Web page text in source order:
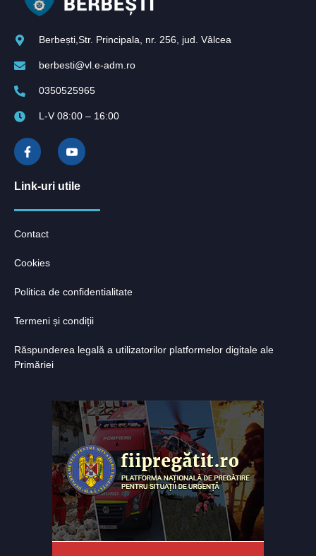
Berbești,Str. Principala, nr. 256, jud. Vâlcea
berbesti@vl.e-adm.ro
0350525965
L-V 08:00 – 16:00
Link-uri utile
Contact
Cookies
Politica de confidentialitate
Termeni și condiții
Răspunderea legală a utilizatorilor platformelor digitale ale
Primăriei